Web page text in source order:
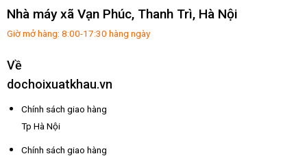
Nhà máy xã Vạn Phúc, Thanh Trì, Hà Nội
Giờ mở hàng: 8:00-17:30 hàng ngày
Về
dochoixuatkhau.vn
Chính sách giao hàng
Tp Hà Nội
Chính sách giao hàng